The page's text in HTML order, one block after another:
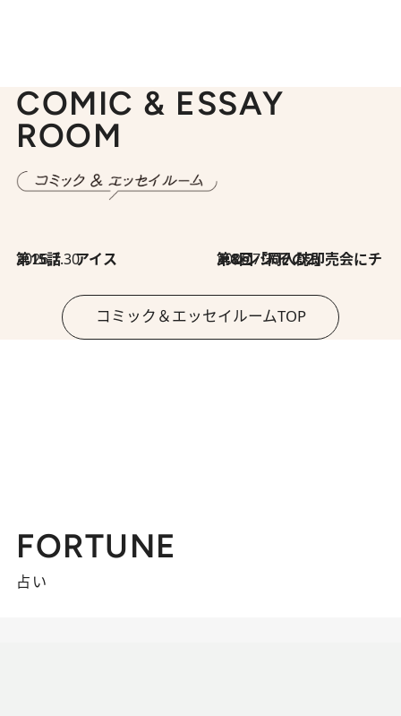
COMIC & ESSAY
ROOM
2026.7.30
第15話 アイス 2026.7.30
第8回「同人誌即売会にチャレンジ その2」
コミック＆エッセイルームTOP
FORTUNE
占い